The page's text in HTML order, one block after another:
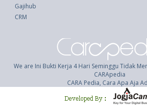
Gajihub
CRM
We are Ini Bukti Kerja 4 Hari Seminggu Tidak
CARApedia
CARA Pedia, Cara Apa Aja